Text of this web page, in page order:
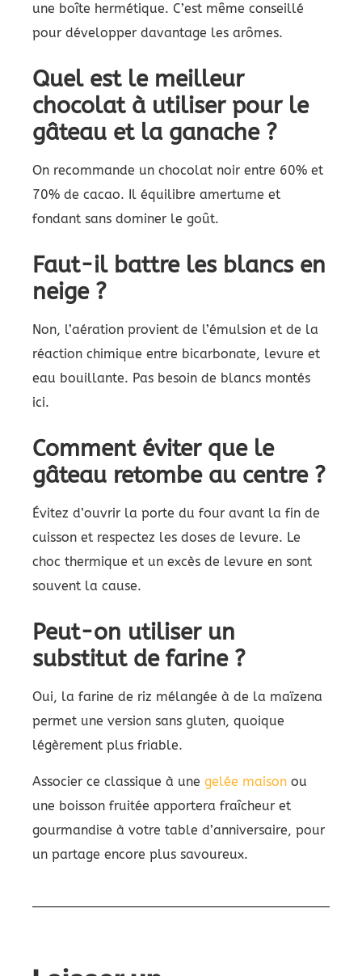
une boîte hermétique. C’est même conseillé
pour développer davantage les arômes.
Quel est le meilleur
chocolat à utiliser pour le
gâteau et la ganache ?
On recommande un chocolat noir entre 60% et
70% de cacao. Il équilibre amertume et
fondant sans dominer le goût.
Faut-il battre les blancs en
neige ?
Non, l’aération provient de l’émulsion et de la
réaction chimique entre bicarbonate, levure et
eau bouillante. Pas besoin de blancs montés
ici.
Comment éviter que le
gâteau retombe au centre ?
Évitez d’ouvrir la porte du four avant la fin de
cuisson et respectez les doses de levure. Le
choc thermique et un excès de levure en sont
souvent la cause.
Peut-on utiliser un
substitut de farine ?
Oui, la farine de riz mélangée à de la maïzena
permet une version sans gluten, quoique
légèrement plus friable.
Associer ce classique à une gelée maison ou
une boisson fruitée apportera fraîcheur et
gourmandise à votre table d’anniversaire, pour
un partage encore plus savoureux.